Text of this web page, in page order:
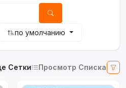
по умолчанию
Сетки Просмотр Списка